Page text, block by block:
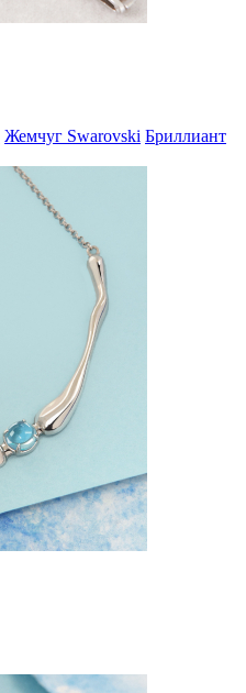
Жемчуг Swarovski Бриллиант